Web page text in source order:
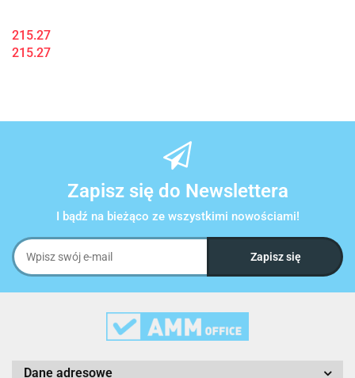
215.27
215.27
Zapisz się do Newslettera
I bądź na bieżąco ze wszystkimi nowościami!
Dane adresowe